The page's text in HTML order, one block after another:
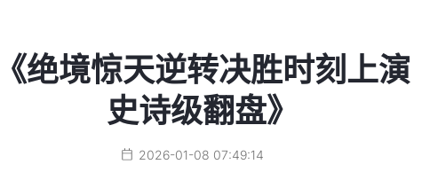
《绝境惊天逆转决胜时刻上演
史诗级翻盘》
2026-01-08 07:49:14